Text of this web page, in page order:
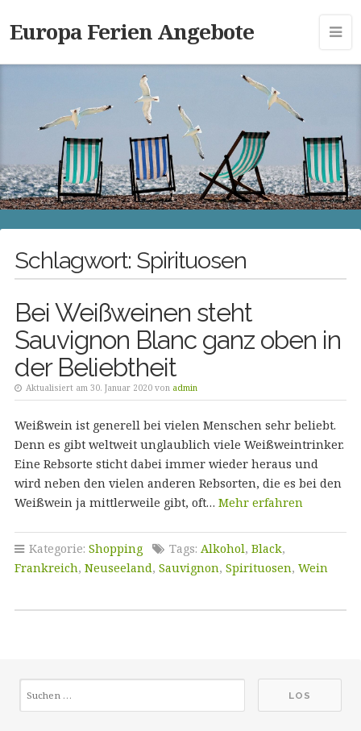
Europa Ferien Angebote
Schlagwort: Spirituosen
Bei Weißweinen steht
Sauvignon Blanc ganz oben in
der Beliebtheit
Aktualisiert am 30. Januar 2020 von admin
Weißwein ist generell bei vielen Menschen sehr beliebt.
Denn es gibt weltweit unglaublich viele Weißweintrinker.
Eine Rebsorte sticht dabei immer wieder heraus und
wird neben den vielen anderen Rebsorten, die es bei den
Weißwein ja mittlerweile gibt, oft… Mehr erfahren
Kategorie: Shopping Tags: Alkohol, Black,
Frankreich, Neuseeland, Sauvignon, Spirituosen, Wein